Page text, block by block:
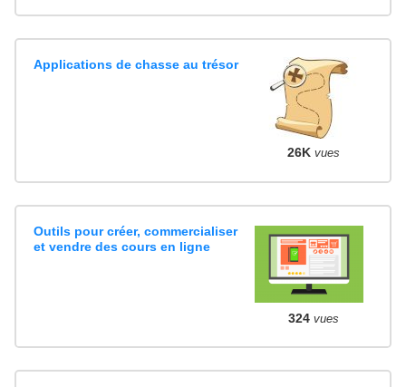
Applications de chasse au trésor
26K vues
Outils pour créer, commercialiser
et vendre des cours en ligne
324 vues